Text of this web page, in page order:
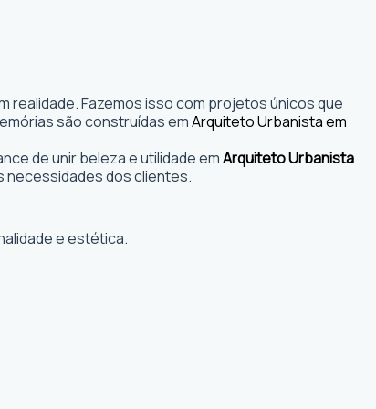
Fazemos isso com projetos únicos que
são construídas emArquiteto Urbanista em
de unir beleza e utilidade emArquiteto Urbanista
necessidades dos clientes.
e estética.